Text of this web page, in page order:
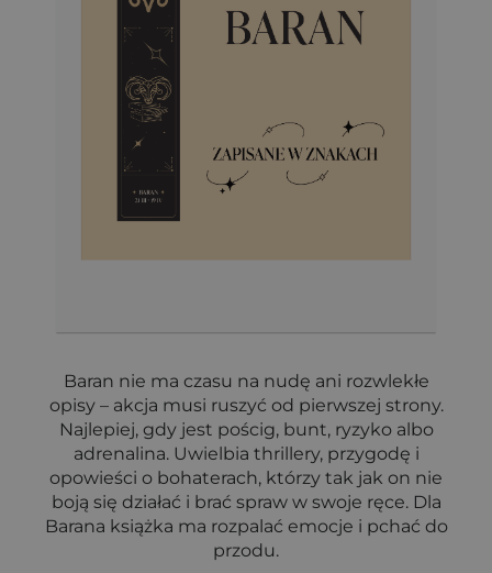
Baran nie ma czasu na nudę ani rozwlekłe
opisy – akcja musi ruszyć od pierwszej strony.
Najlepiej, gdy jest pościg, bunt, ryzyko albo
adrenalina. Uwielbia thrillery, przygodę i
opowieści o bohaterach, którzy tak jak on nie
boją się działać i brać spraw w swoje ręce. Dla
Barana książka ma rozpalać emocje i pchać do
przodu.